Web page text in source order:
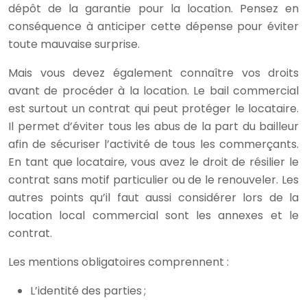
dépôt de la garantie pour la location. Pensez en
conséquence à anticiper cette dépense pour éviter
toute mauvaise surprise.
Mais vous devez également connaître vos droits
avant de procéder à la location. Le bail commercial
est surtout un contrat qui peut protéger le locataire.
Il permet d’éviter tous les abus de la part du bailleur
afin de sécuriser l’activité de tous les commerçants.
En tant que locataire, vous avez le droit de résilier le
contrat sans motif particulier ou de le renouveler. Les
autres points qu’il faut aussi considérer lors de la
location local commercial sont les annexes et le
contrat.
Les mentions obligatoires comprennent :
L’identité des parties ;